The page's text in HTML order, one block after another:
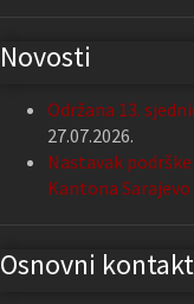
Novosti
Održana 13.
27.07.2026.
Nastavak
Kantona Sarajevo
Osnovni